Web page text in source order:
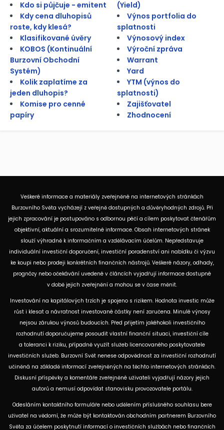
Kdo si půjčuje - emitent
Kdy cena dluhopisů
roste, kdy klesá?
Klasifikované úvěry
KOBOS (Kontinuální
Burzovní Obchodní
Systém)
Kolik zaplatíme za
jeden dluhopis?
Komise pro cenné
papíry
(Yield)
Výnos portfolia do
splatnosti
Výnosový index
Výroční zpráva
Warrant
Yard
YTM (výnos do
splatnosti)
Zajišťovatel
Zhodnocení
Veškeré informace a materiály zveřejněné na internetových stránkách
Burzovního Světa vycházejí z veřejně dostupných a důvěryhodných zdrojů. Při
jejich zpracování je postupováno s odbornou péčí a cílem poskytovat čtenářům
objektivní, aktuální a srozumitelné informace. Obsah internetových stránek
slouží výhradně k informačním a vzdělávacím účelům. Nepředstavuje
individuální investiční doporučení, investiční poradenství ani nabídku či výzvu
ke koupi nebo prodeji konkrétních finančních nástrojů. Veškeré názory, odhady,
prognózy nebo očekávání uvedené v článcích vyjadřují informace dostupné
v době jejich zveřejnění a mohou se v čase měnit.
Investování na kapitálových trzích je spojeno s rizikem. Hodnota investic může
růst i klesat a návratnost investované částky není zaručena. Minulé výnosy
nejsou zárukou výnosů budoucích. Před přijetím jakéhokoli investičního
rozhodnutí doporučujeme posoudit vlastní finanční situaci, investiční cíle
a toleranci k riziku, případně využít služeb licencovaného poskytovatele
investičních služeb. Burzovní Svět nenese odpovědnost za investiční rozhodnutí
učiněná na základě informací zveřejněných na těchto internetových stránkách.
Diskusní příspěvky a komentáře zveřejněné uživateli vyjadřují názory jejich
autorů a nemusí odpovídat stanovisku provozovatele portálu.
Odesláním kontaktního formuláře nebo udělením příslušného souhlasu bere
uživatel na vědomí, že může být kontaktován obchodním partnerem Burzovního
Světa za účelem poskytnutí informací o investičních službách nebo finančních